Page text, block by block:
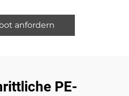
anfordern
PE-